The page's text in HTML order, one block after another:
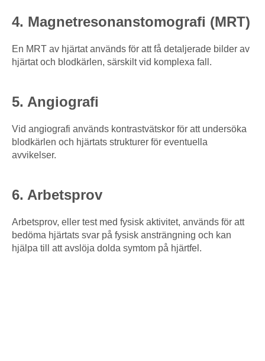
4. Magnetresonanstomografi (MRT)
En MRT av hjärtat används för att få detaljerade bilder av
hjärtat och blodkärlen, särskilt vid komplexa fall.
5. Angiografi
Vid angiografi används kontrastvätskor för att undersöka
blodkärlen och hjärtats strukturer för eventuella
avvikelser.
6. Arbetsprov
Arbetsprov, eller test med fysisk aktivitet, används för att
bedöma hjärtats svar på fysisk ansträngning och kan
hjälpa till att avslöja dolda symtom på hjärtfel.